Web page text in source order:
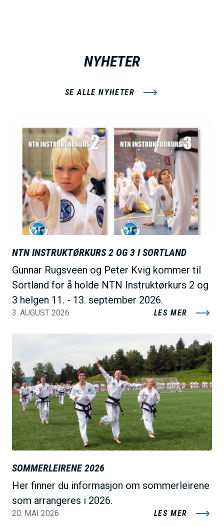
NYHETER
SE ALLE NYHETER
NTN INSTRUKTØRKURS 2 OG 3 I SORTLAND
Gunnar Rugsveen og Peter Kvig kommer til
Sortland for å holde NTN Instruktørkurs 2 og
3 helgen 11. - 13. september 2026.
3. AUGUST 2026 LES MER
l
d
e
SOMMERLEIRENE 2026
Her finner du informasjon om sommerleirene
som arrangeres i 2026.
20. MAI 2026 LES MER